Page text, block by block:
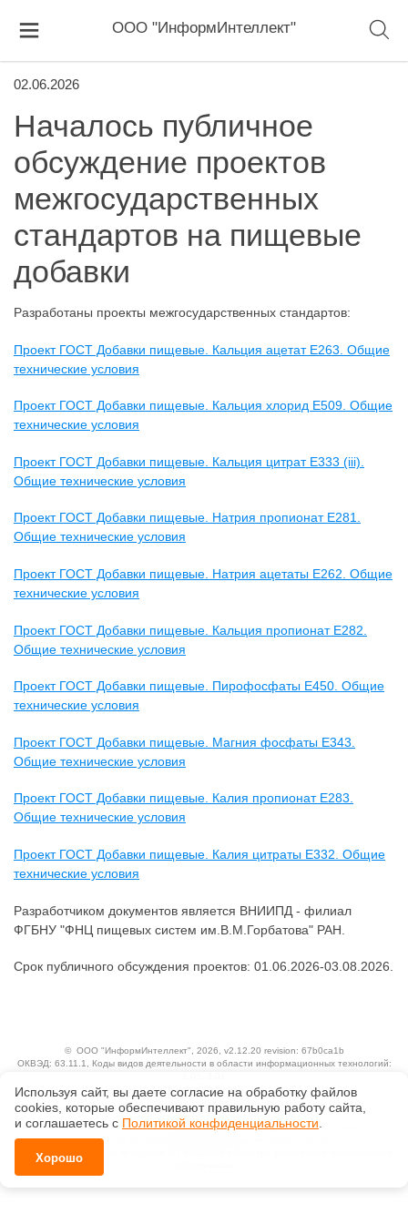
ООО "ИнформИнтеллект"
02.06.2026
Началось публичное
обсуждение проектов
межгосударственных
стандартов на пищевые
добавки
Разработаны проекты межгосударственных стандартов:
Проект ГОСТ Добавки пищевые. Кальция ацетат E263. Общие
технические условия
Проект ГОСТ Добавки пищевые. Кальция хлорид Е509. Общие
технические условия
Проект ГОСТ Добавки пищевые. Кальция цитрат Е333 (iii).
Общие технические условия
Проект ГОСТ Добавки пищевые. Натрия пропионат E281.
Общие технические условия
Проект ГОСТ Добавки пищевые. Натрия ацетаты E262. Общие
технические условия
Проект ГОСТ Добавки пищевые. Кальция пропионат E282.
Общие технические условия
Проект ГОСТ Добавки пищевые. Пирофосфаты E450. Общие
технические условия
Проект ГОСТ Добавки пищевые. Магния фосфаты E343.
Общие технические условия
Проект ГОСТ Добавки пищевые. Калия пропионат E283.
Общие технические условия
Проект ГОСТ Добавки пищевые. Калия цитраты Е332. Общие
технические условия
Разработчиком документов является ВНИИПД - филиал
ФГБНУ "ФНЦ пищевых систем им.В.М.Горбатова" РАН.
Срок публичного обсуждения проектов: 01.06.2026-03.08.2026.
© ООО "ИнформИнтеллект" , 2026, v2.12.20 revision: 67b0ca1b
ОКВЭД: 63.11.1, Коды видов деятельности в области информационных технологий:
Ценовая политика
Исключительные авторские и смежные права принадлежат АО «Кодекс».
Положение по обработке и защите персональных данных
Справка о регистрации продуктов АО «Кодекс» в Реестре российского программного
Используя сайт, вы даете согласие на обработку файлов
сооkiеs, которые обеспечивают правильную работу сайта,
и соглашаетесь с Политикой конфиденциальности.
Хорошо